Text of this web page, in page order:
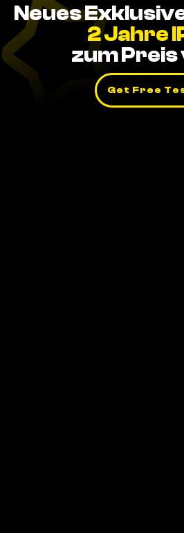
Neues
2 Jahre
zum Preis
Get Free